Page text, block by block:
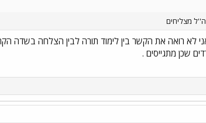
מצליחים
לא רואה את הקשר בין לימוד תורה לבין הצלחה
שכן מתגייסים .